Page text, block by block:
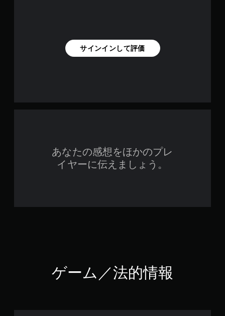
サインインして評価
あなたの感想をほかのプレ
イヤーに伝えましょう。
ゲーム／法的情報